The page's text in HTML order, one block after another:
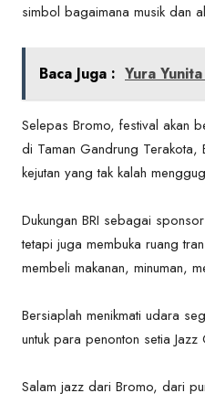
simbol bagaimana musik dan
Baca Juga : Yura
Selepas Bromo, festival akan
di Taman Gandrung Terakota,
kejutan yang tak kalah
Dukungan BRI sebagai
tetapi juga membuka ruang
membeli makanan, minuman,
Bersiaplah menikmati udara
untuk para penonton setia
Salam jazz dari Bromo, dari